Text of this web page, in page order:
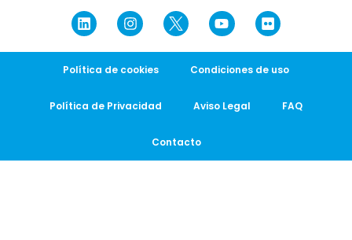
Política de cookies Condiciones de uso
Política de Privacidad Aviso Legal FAQ
Contacto